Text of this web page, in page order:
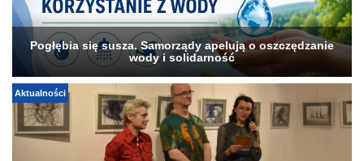
Pogłębia się susza. Samorządy apelują o oszczędzanie
wody i solidarność
Aktualności